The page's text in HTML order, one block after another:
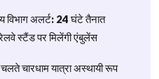
विभाग अलर्ट: 24 घंटे तैनात
स्टैंड पर मिलेंगी एंबुलेंस
चारधाम यात्रा अस्थायी रूप